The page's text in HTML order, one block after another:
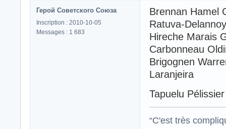
Герой Советского Союза
Inscription : 2010-10-05
Messages : 1 683
Brennan Hamel
Ratuva-Delannoy
Hireche Marais
Carbonneau
Brigognen
Laranjeira
Tapuelu
“C'est très